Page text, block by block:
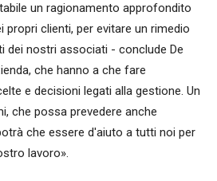
un ragionamento approfondito
propri clienti, per evitare un rimedio
dei nostri associati - conclude De
che hanno a che fare
e decisioni legati alla gestione. Un
che possa prevedere anche
che essere d'aiuto a tutti noi per
lavoro».